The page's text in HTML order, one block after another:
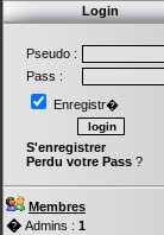
Login
Pseudo :
Pass :
Enregistr�
S'enregistrer
Perdu votre Pass ?
Membres
� Admins : 1